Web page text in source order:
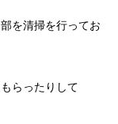
を清掃を行ってお
らったりして